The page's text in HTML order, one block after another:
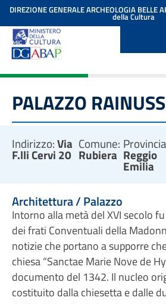
contenuto
DIREZIONE GENERALE ARCHEOLOGIA BELLE
della Cultura
PALAZZO
Indirizzo:Via
F.lli Cervi 20
Comune:
Rubiera Reggio
Emilia
Architettura / Palazzo
Intorno alla metà del XVI secolo
dei frati Conventuali della
notizie che portano a supporre
chiesa “Sanctae Marie Nove de
documento del 1342. Il nucleo
costituito dalla chiesetta e dalle